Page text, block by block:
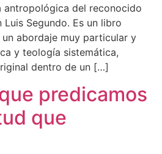
antropológica del reconocido
Segundo. Es un libro
abordaje muy particular y
y teología sistemática,
dentro de un […]
predicamos
que